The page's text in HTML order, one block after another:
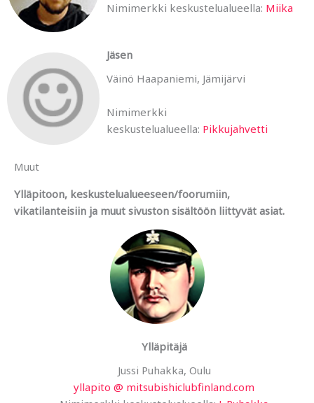
Nimimerkki keskustelualueella: Miika
Jäsen
Väinö Haapaniemi, Jämijärvi
Nimimerkki
keskustelualueella: Pikkujahvetti
Muut
Ylläpitoon, keskustelualueeseen/foorumiin,
vikatilanteisiin ja muut sivuston sisältöön liittyvät asiat.
Ylläpitäjä
Jussi Puhakka, Oulu
yllapito @ mitsubishiclubfinland.com